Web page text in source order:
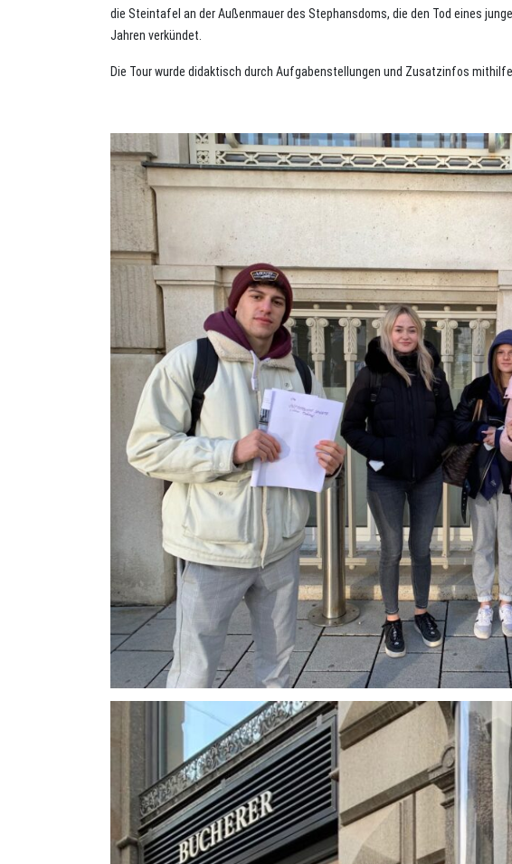
die Steintafel an der Außenmauer des Stephansdoms, die den Tod eines
Jahren verkündet.
Die Tour wurde didaktisch durch Aufgabenstellungen und Zusatzinfos